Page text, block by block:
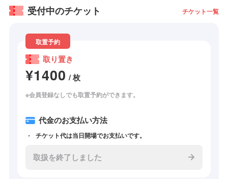
受付中のチケット チケット一覧
取置予約
取り置き
¥1400 / 枚
※会員登録なしでも取置予約ができます。
代金のお支払い方法
チケット代は当日開場でお支払いです。
取扱を終了しました